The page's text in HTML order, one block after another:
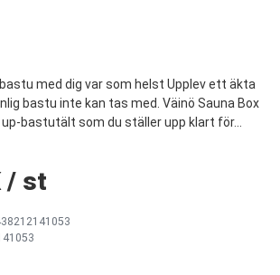
med dig var som helst Upplev ett äkta
bastu inte kan tas med. Väinö Sauna Box
bastutält som du ställer upp klart för...
/ st